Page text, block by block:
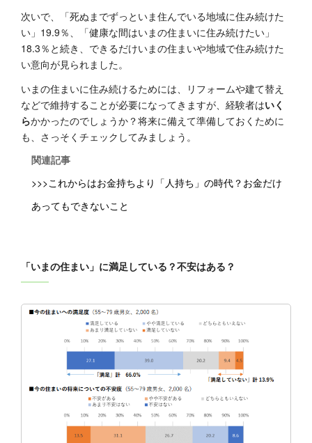
次いで、「死ぬまでずっといま住んでいる地域に住み続けた
い」19.9％、「健康な間はいまの住まいに住み続けたい」
18.3％と続き、できるだけいまの住まいや地域で住み続けた
い意向が見られました。
いまの住まいに住み続けるためには、リフォームや建て替え
などで維持することが必要になってきますが、経験者はいく
らかかったのでしょうか？将来に備えて準備しておくために
も、さっそくチェックしてみましょう。
関連記事
>>>これからはお金持ちより「人持ち」の時代？お金だけ
あってもできないこと
「いまの住まい」に満足している？不安はある？